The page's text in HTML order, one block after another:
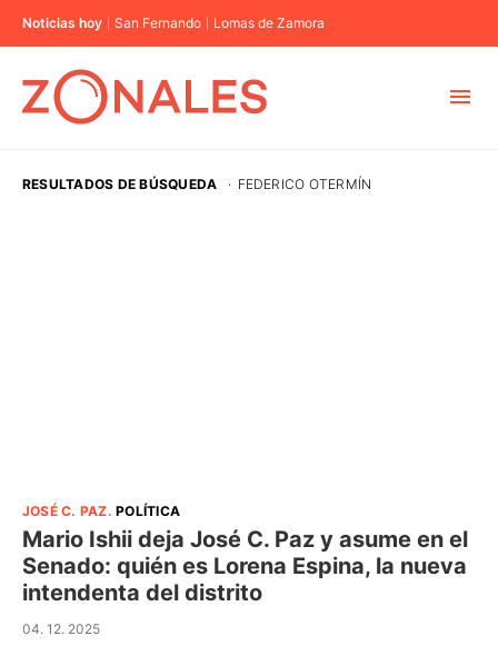
Noticias hoy San Fernando Lomas de Zamora
RESULTADOS DE BÚSQUEDA · FEDERICO OTERMÍN
JOSÉ C. PAZ.POLÍTICA
Mario Ishii deja José C. Paz y asume en el
Senado: quién es Lorena Espina, la nueva
intendenta del distrito
04. 12. 2025